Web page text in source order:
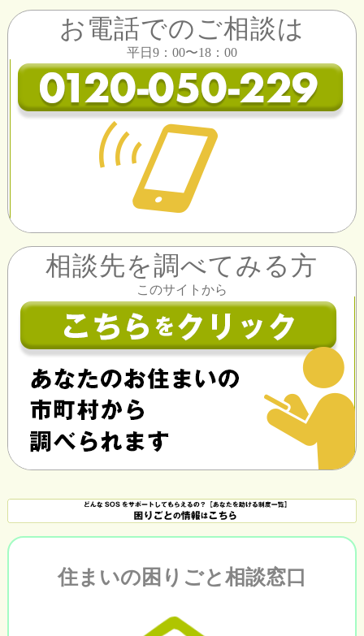
お電話でのご相談は
平日9：00〜18：00
相談先を調べてみる方
このサイトから
住まいの困りごと相談窓口